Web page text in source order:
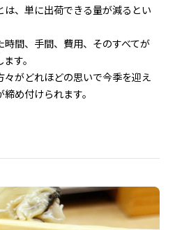
、単に出荷できる量が減るとい
間、手間、費用、そのすべてが
す。
がどれほどの思いで今季を迎え
め付けられます。